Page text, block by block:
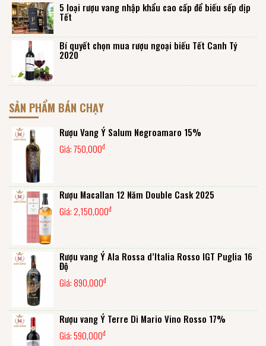
5 loại rượu vang nhập khẩu cao cấp để biếu sếp dịp
Tết
Bí quyết chọn mua rượu ngoại biếu Tết Canh Tý
2020
SẢN PHẨM BÁN CHẠY
Rượu Vang Ý Salum Negroamaro 15%
Giá:750,000đ
Rượu Macallan 12 Năm Double Cask 2025
Giá: 2,150,000đ
Rượu vang Ý Ala Rossa d’Italia Rosso IGT Puglia 16
Độ
Giá:890,000đ
Rượu vang Ý Terre Di Mario Vino Rosso 17%
Giá:590,000đ